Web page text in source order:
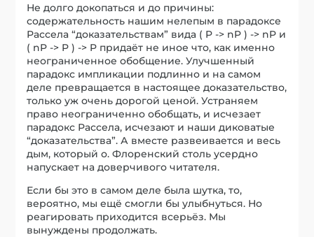
Не долго докопаться и до причины:
содержательность нашим нелепым в парадоксе
Рассела “доказательствам” вида ( P -> nP ) -> nP и
( nP -> P ) -> P придаёт не иное что, как именно
неограниченное обобщение. Улучшенный
парадокс импликации подлинно и на самом
деле превращается в настоящее доказательство,
только уж очень дорогой ценой. Устраняем
право неограниченно обобщать, и исчезает
парадокс Рассела, исчезают и наши диковатые
“доказательства”. А вместе развеивается и весь
дым, который о. Флоренский столь усердно
напускает на доверчивого читателя.
Если бы это в самом деле была шутка, то,
вероятно, мы ещё смогли бы улыбнуться. Но
реагировать приходится всерьёз. Мы
вынуждены продолжать.